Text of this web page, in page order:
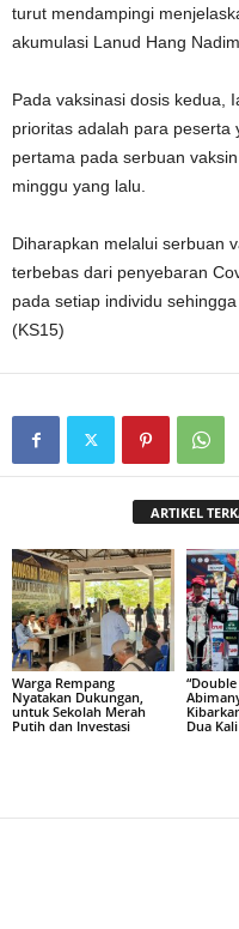
turut mendampingi
akumulasi Lanud Hang
Pada vaksinasi dosis kedua,
prioritas adalah para peserta
pertama pada serbuan
minggu yang lalu.
Diharapkan melalui serbuan
terbebas dari penyebaran
pada setiap individu
(KS15)
ARTIKEL
Warga Rempang
Nyatakan Dukungan,
untuk Sekolah Merah
Putih dan Investasi
“Double
Dua